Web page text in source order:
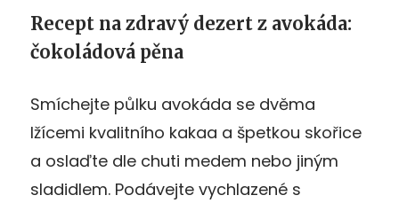
Recept na zdravý dezert z avokáda:
čokoládová pěna
Smíchejte půlku avokáda se dvěma
lžícemi kvalitního kakaa a špetkou skořice
a oslaďte dle chuti medem nebo jiným
sladidlem. Podávejte vychlazené s